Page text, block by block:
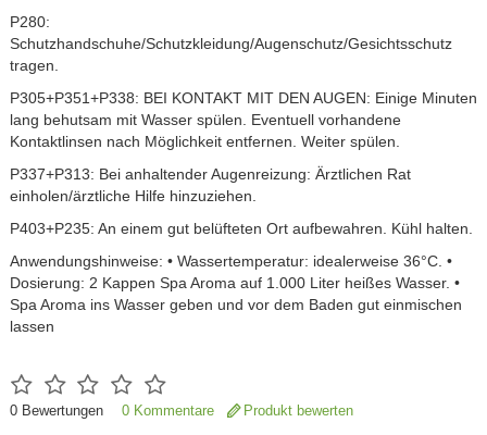
P280:
Schutzhandschuhe/Schutzkleidung/Augenschutz/Gesichtsschutz
tragen.
P305+P351+P338: BEI KONTAKT MIT DEN AUGEN: Einige Minuten
lang behutsam mit Wasser spülen. Eventuell vorhandene
Kontaktlinsen nach Möglichkeit entfernen. Weiter spülen.
P337+P313: Bei anhaltender Augenreizung: Ärztlichen Rat
einholen/ärztliche Hilfe hinzuziehen.
P403+P235: An einem gut belüfteten Ort aufbewahren. Kühl halten.
Anwendungshinweise: • Wassertemperatur: idealerweise 36°C. •
Dosierung: 2 Kappen Spa Aroma auf 1.000 Liter heißes Wasser. •
Spa Aroma ins Wasser geben und vor dem Baden gut einmischen
lassen
0Bewertungen 0 Kommentare Produkt bewerten